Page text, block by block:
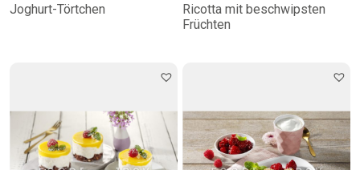
Joghurt-Törtchen
Ricotta mit beschwipsten
Früchten